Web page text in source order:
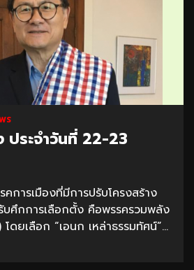
ประจำวันที่ 22-23
การเมืองที่มีการปรับโครงสร้าง
บศึกการเลือกตั้ง คือพรรครวมพลัง
โดยเลือก “เอนก เหล่าธรรมทัศน์”...